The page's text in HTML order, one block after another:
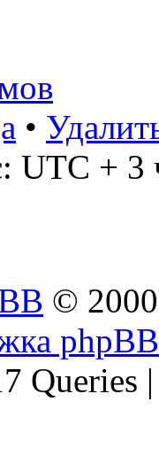
•
UTC + 3
©
phpBB
Queries